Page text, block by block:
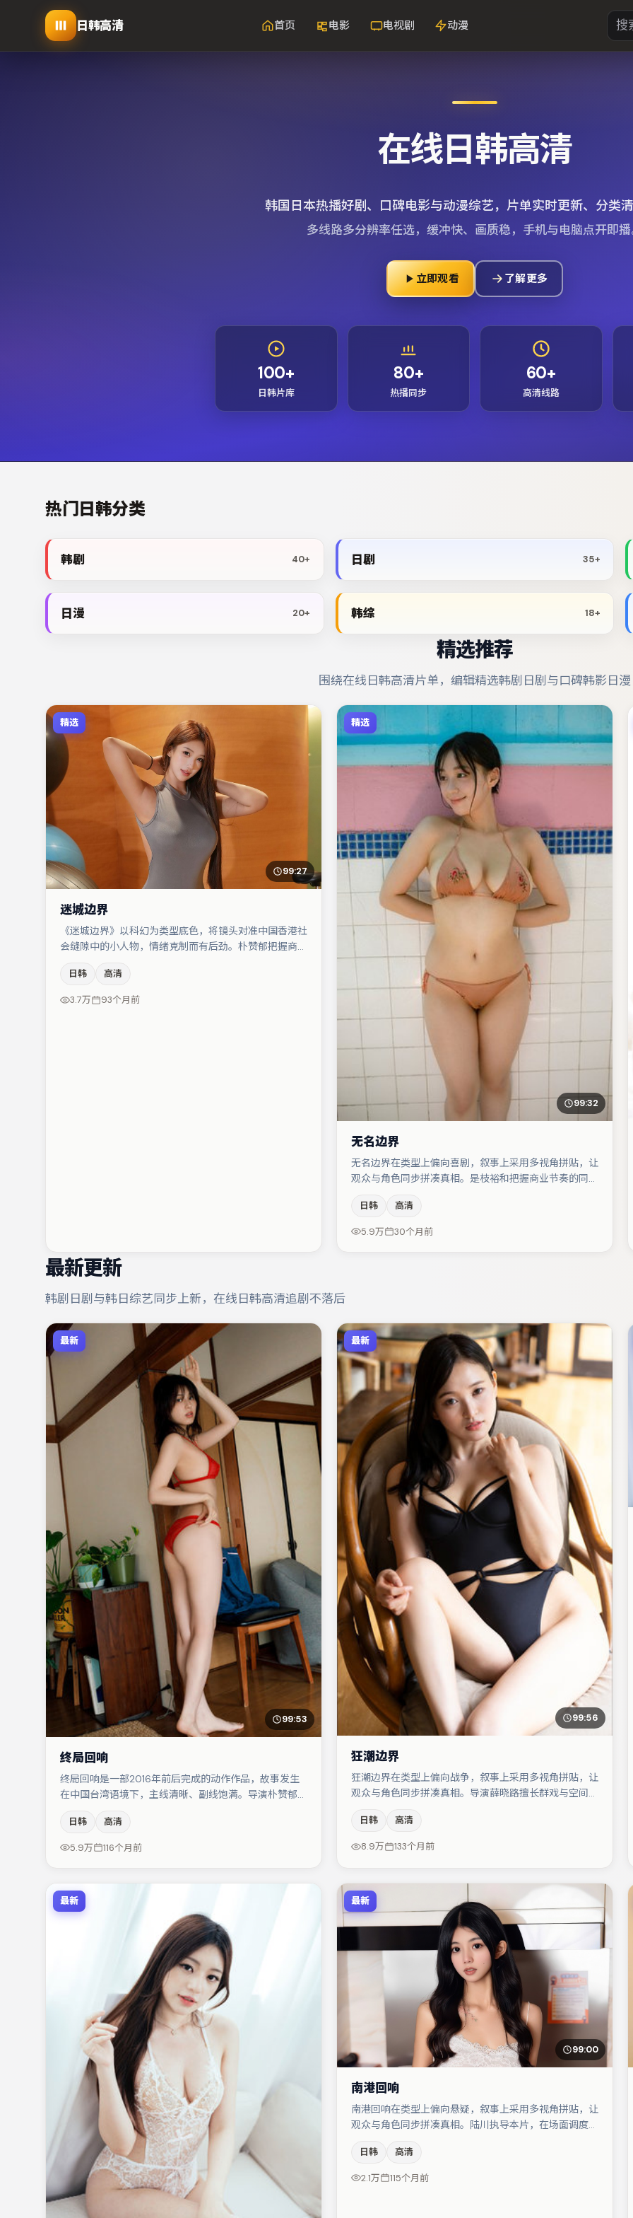
日韩高清 首页 电影 电视剧 动漫
在线日韩高清
韩国日本热播好剧、口碑电影与动漫综艺，片单实时更新、分类
多线路多分辨率任选，缓冲快、画质稳，手机与电脑点开即
立即观看 了解更多
100+
日韩片库
80+
热播同步
60+
高清线路
热门日韩分类
韩剧 40+ 日剧 35+
日漫 20+ 韩综 18+
精选推荐
围绕在线日韩高清片单，编辑精选韩剧日剧与口碑韩影日漫
精选
99:27
迷城边界
《迷城边界》以科幻为类型底色，将镜头对准中国香港社
会缝隙中的小人物，情绪克制而有后劲。朴赞郁把握商业
乱。周迅与文淇的对手戏构成全片情感锚点，小松菜奈则
以细节塑造推动谜题层层揭开。节奏紧凑、反转有度，值
得列入片单。
日韩 高清
3.7万 93个月前
精选
99:32
无名边界
无名边界在类型上偏向喜剧，叙事上采用多视角拼贴，让
观众与角色同步拼凑真相。是枝裕和把握商业节奏的同时
当·德赖弗的对手戏构成全片情感锚点，张颂文则以细节
塑造推动谜题层层揭开。整体完成度较高，适合周末一口
日韩 高清
5.9万 30个月前
最新更新
韩剧日剧与韩日综艺同步上新，在线日韩高清追剧不落后
最新
99:53
终局回响
终局回响是一部2016年前后完成的动作作品，故事发生
在中国台湾语境下，主线清晰、副线饱满。导演朴赞郁擅
文。主演阵容包括雷佳音、马丽、肖央等，角色动机前后
呼应，适合喜欢抠台词与伏笔的观众。整体完成度较高，
日韩 高清
5.9万 116个月前
最新
99:56
狂潮边界
狂潮边界在类型上偏向战争，叙事上采用多视角拼贴，让
观众与角色同步拼凑真相。导演薛晓路擅长群戏与空间压
的对手戏构成全片情感锚点，菅田将晖则以细节塑造推动
谜题层层揭开。节奏紧凑、反转有度，值得列入片单。
日韩 高清
8.9万 133个月前
最新 最新
99:00
南港回响
南港回响在类型上偏向悬疑，叙事上采用多视角拼贴，让
观众与角色同步拼凑真相。陆川执导本片，在场面调度与
容包括蒋奇明、易烊千玺、宋佳等，角色动机前后呼应，
适合喜欢抠台词与伏笔的观众。整体完成度较高，适合周
日韩 高清
2.1万 115个月前